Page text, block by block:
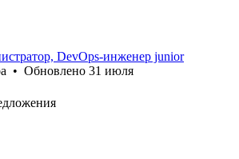
DevOps-инженер junior
• Обновлено 31 июля